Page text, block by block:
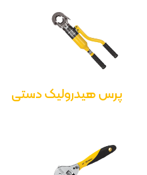
پرس هیدرولیک دستی